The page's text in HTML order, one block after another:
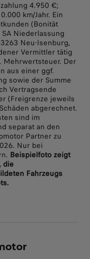
4.950 €;
km/Jahr. Ein
(Bonität
Niederlassung
Neu-Isenburg,
Vermittler tätig
Mehrwertsteuer. Der
aus einer ggf.
sowie der Summe
Vertragsende
(Freigrenze jeweils
abgerechnet.
sind im
separat an den
Partner zu
Nur bei
Beispielfoto zeigt
die
Fahrzeugs